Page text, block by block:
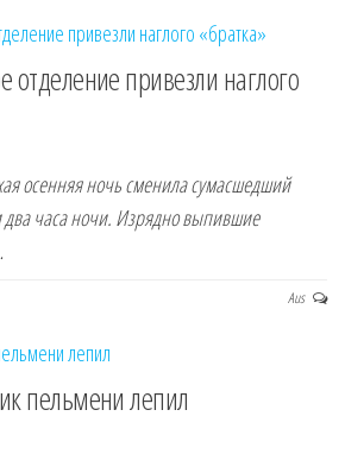
отделение привезли наглого
осенняя ночь сменила сумасшедший
часа ночи. Изрядно выпившие
Aus
пельмени лепил